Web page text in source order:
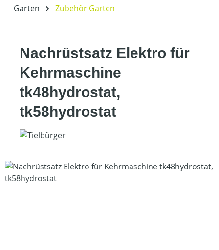
Garten Zubehör Garten
Nachrüstsatz Elektro für
Kehrmaschine
tk48hydrostat,
tk58hydrostat
Bildergalerie überspringen